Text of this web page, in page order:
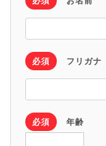
必須 フリガナ
必須 年齢